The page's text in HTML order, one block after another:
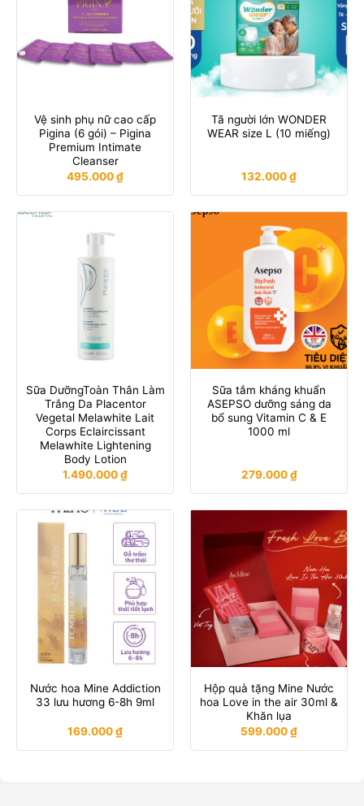
Vệ sinh phụ nữ cao cấp
Pigina (6 gói) – Pigina
Premium Intimate
Cleanser
495.000₫
Tã người lớn WONDER
WEAR size L (10 miếng)
132.000₫
Sữa DưỡngToàn Thân Làm
Trắng Da Placentor
Vegetal Melawhite Lait
Corps Eclaircissant
Melawhite Lightening
Body Lotion
1.490.000₫
Sữa tắm kháng khuẩn
ASEPSO dưỡng sáng da
bổ sung Vitamin C & E
1000 ml
279.000₫
Nước hoa Mine Addiction
33 lưu hương 6-8h 9ml
169.000₫
Hộp quà tặng Mine Nước
hoa Love in the air 30ml &
Khăn lụa
599.000₫